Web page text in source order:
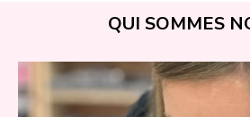
QUI SOMMES